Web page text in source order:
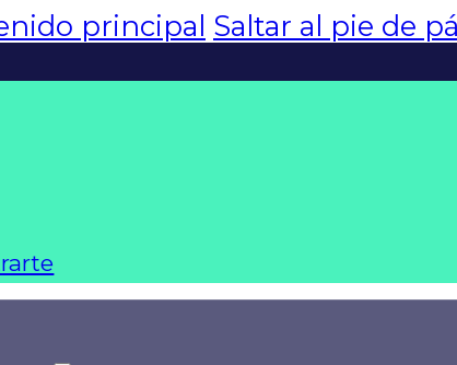
principal Saltar al pie de